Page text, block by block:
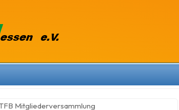
Mitgliederversammlung